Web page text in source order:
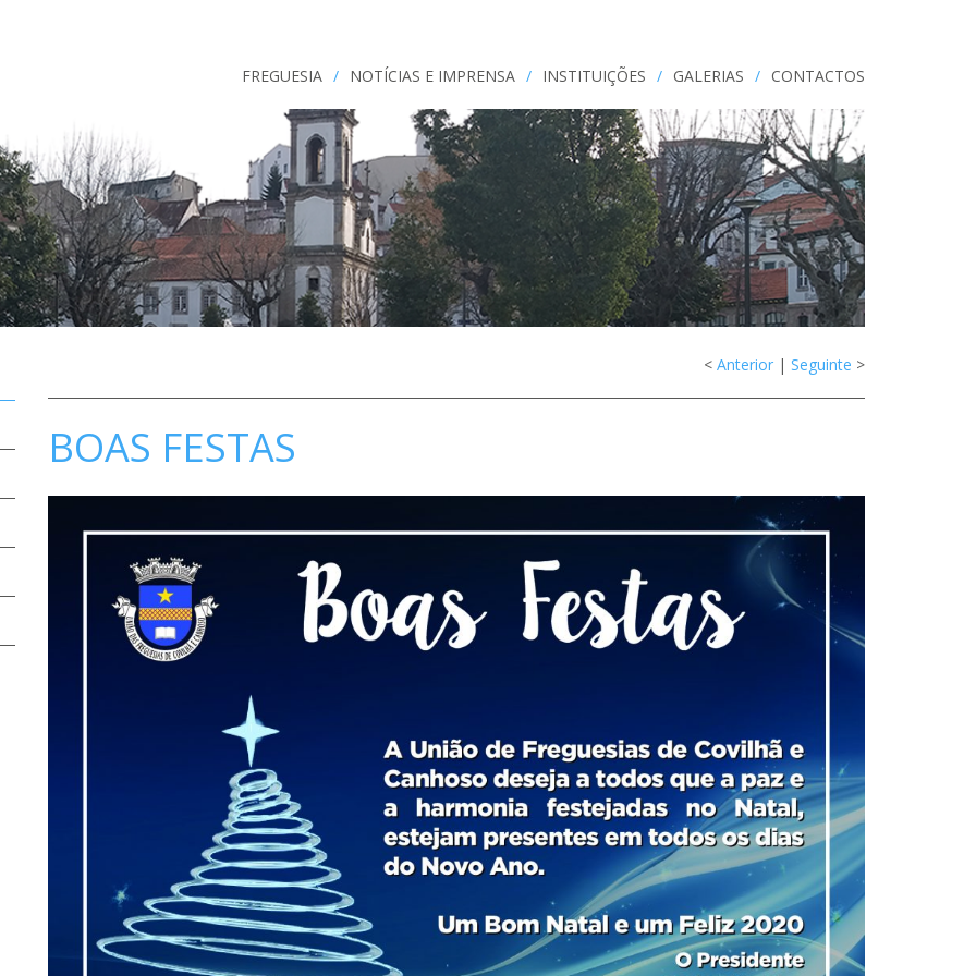
FREGUESIA / NOTÍCIAS E IMPRENSA / INSTITUIÇÕES / GALERIAS / CONTACTOS
< Anterior | Seguinte >
BOAS FESTAS